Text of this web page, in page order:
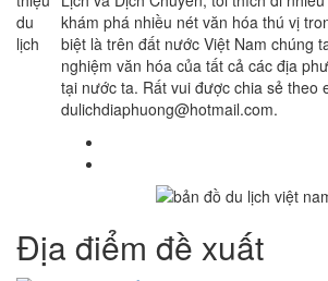
khám phá nhiều nét văn hóa thú vị
biệt là trên đất nước Việt Nam chúng
nghiệm văn hóa của tất cả các địa
tại nước ta. Rất vui được chia sẻ theo
dulichdiaphuong@hotmail.com.
Địa điểm đề xuất